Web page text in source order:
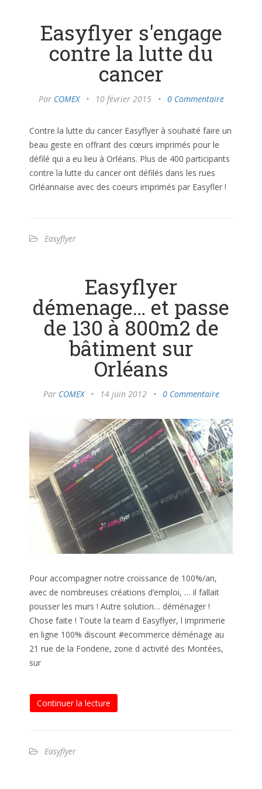
Easyflyer s'engage
contre la lutte du
cancer
Par COMEX • 10 février 2015 • 0 Commentaire
Contre la lutte du cancer Easyflyer à souhaité faire un
beau geste en offrant des cœurs imprimés pour le
défilé qui a eu lieu à Orléans. Plus de 400 participants
contre la lutte du cancer ont défilés dans les rues
Orléannaise avec des coeurs imprimés par Easyfler !
Easyflyer
Easyflyer
démenage… et passe
de 130 à 800m2 de
bâtiment sur
Orléans
Par COMEX • 14 juin 2012 • 0 Commentaire
Pour accompagner notre croissance de 100%/an,
avec de nombreuses créations d’emploi, … il fallait
pousser les murs ! Autre solution… déménager !
Chose faite ! Toute la team d Easyflyer, l imprimerie
en ligne 100% discount #ecommerce déménage au
21 rue de la Fonderie, zone d activité des Montées,
sur
Continuer la lecture
Easyflyer